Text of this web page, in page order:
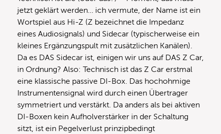
jetzt geklärt werden… ich vermute, der Name ist ein
Wortspiel aus Hi-Z (Z bezeichnet die Impedanz
eines Audiosignals) und Sidecar (typischerweise ein
kleines Ergänzungspult mit zusätzlichen Kanälen).
Da es DAS Sidecar ist, einigen wir uns auf DAS Z Car,
in Ordnung? Also: Technisch ist das Z Car erstmal
eine klassische passive DI-Box. Das hochohmige
Instrumentensignal wird durch einen Übertrager
symmetriert und verstärkt. Da anders als bei aktiven
DI-Boxen kein Aufholverstärker in der Schaltung
sitzt, ist ein Pegelverlust prinzipbedingt